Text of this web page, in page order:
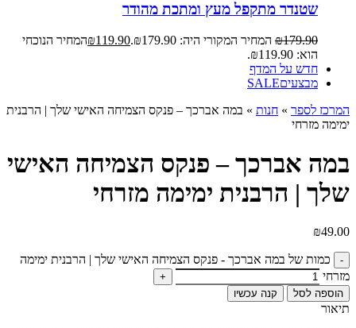
שטנדר מתקפל מעץ ומתכת מהודר
₪179.90 המחיר המקורי היה: ₪179.90. ₪119.90
המחיר הנוכחי
הוא: ₪119.90.
חדש על המדף
מבצעיםSALE
המרכז לספר » חנות » במה אברכך – פנקס הצמיחה האישי שלך | הרבנית
ימימה מזרחי
במה אברכך – פנקס הצמיחה האישי
שלך | הרבנית ימימה מזרחי
₪49.00
כמות של במה אברכך - פנקס הצמיחה האישי שלך | הרבנית ימימה
מזרחי
הוספה לסל קנה עכשיו
תיאור